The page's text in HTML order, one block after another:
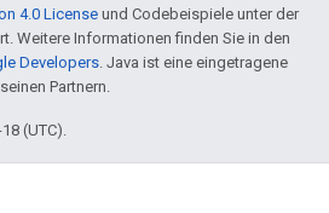
4.0 License und Codebeispiele unter der
Weitere Informationen finden Sie in den
Developers. Java ist eine eingetragene
Partnern.
(UTC).